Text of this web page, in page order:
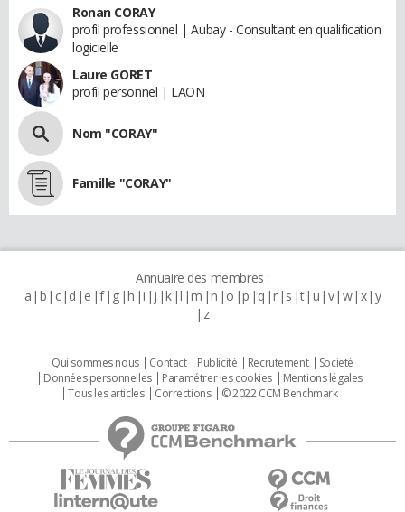
Ronan CORAY
profil professionnel | Aubay - Consultant en qualification
logicielle
Laure GORET
profil personnel | LAON
Nom "CORAY"
Famille "CORAY"
Annuaire des membres :
a b c d e f g h i j k l m n o p q r s t u v w x y
z
Qui sommes nous Contact Publicité Recrutement
Societé
Données personnelles
Paramétrer les cookies
Mentions légales
Tous les articles
Corrections © 2022 CCM Benchmark